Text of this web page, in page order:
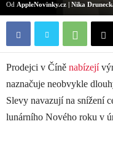
Od AppleNovinky.cz | Nika
Prodejci v Číně nabízejí
naznačuje neobvykle
Slevy navazují na snížení
lunárního Nového roku v